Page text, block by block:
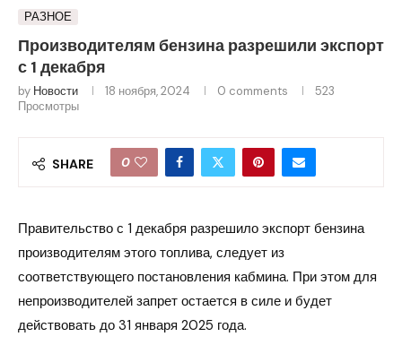
РАЗНОЕ
Производителям бензина разрешили экспорт
с 1 декабря
by Новости 18 ноября, 2024 0 comments
523
Просмотры
SHARE 0
Правительство с 1 декабря разрешило экспорт бензина
производителям этого топлива, следует из
соответствующего постановления кабмина. При этом для
непроизводителей запрет остается в силе и будет
действовать до 31 января 2025 года.